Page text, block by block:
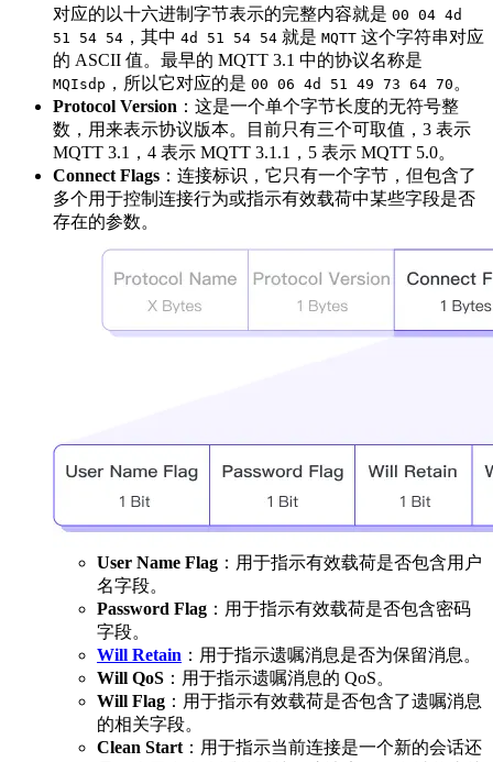
对应的以十六进制字节表示的完整内容就是 00 04 4d
51 54 54 ，其中 4d 51 54 54 就是 MQTT 这个字符串对应
的 ASCII 值。最早的 MQTT 3.1 中的协议名称是
MQIsdp ，所以它对应的是 00 06 4d 51 49 73 64 70 。
Protocol Version ：这是一个单个字节长度的无符号整
数，用来表示协议版本。目前只有三个可取值，3 表示
MQTT 3.1，4 表示 MQTT 3.1.1，5 表示 MQTT 5.0。
Connect Flags ：连接标识，它只有一个字节，但包含了
多个用于控制连接行为或指示有效载荷中某些字段是否
存在的参数。
User Name Flag ：用于指示有效载荷是否包含用户
名字段。
Password Flag ：用于指示有效载荷是否包含密码
字段。
Will Retain ：用于指示遗嘱消息是否为保留消息。
Will QoS ：用于指示遗嘱消息的 QoS。
Will Flag ：用于指示有效载荷是否包含了遗嘱消息
的相关字段。
Clean Start ：用于指示当前连接是一个新的会话还